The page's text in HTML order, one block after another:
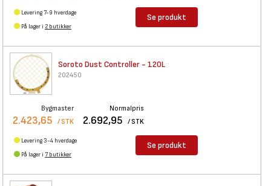
Levering 7-9 hverdage
På lager i 2 butikker
Se produkt
Soroto Dust Controller - 120L
202450
Bygmaster
2.423,65 / STK
Normalpris
2.692,95 / STK
Levering 3-4 hverdage
På lager i 7 butikker
Se produkt